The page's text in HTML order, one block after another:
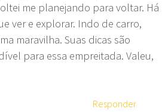
me planejando para voltar. Há
ver e explorar. Indo de carro,
maravilha. Suas dicas são
para essa empreitada. Valeu,
Responder